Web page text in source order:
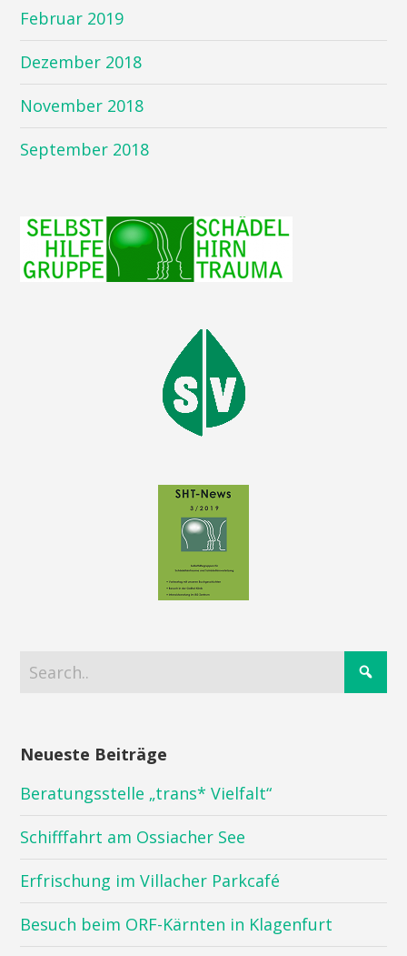
Februar 2019
Dezember 2018
November 2018
September 2018
Neueste Beiträge
Beratungsstelle „trans* Vielfalt“
Schifffahrt am Ossiacher See
Erfrischung im Villacher Parkcafé
Besuch beim ORF-Kärnten in Klagenfurt